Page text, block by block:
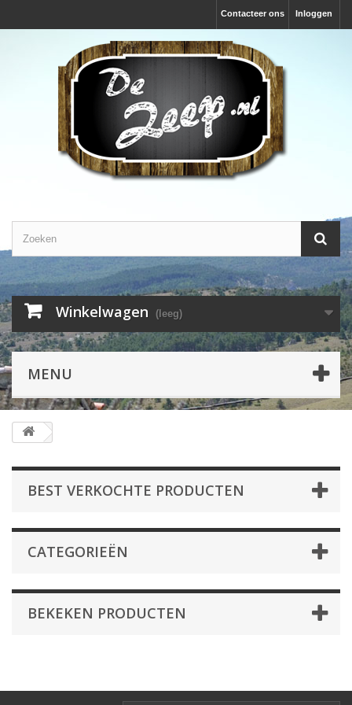
Inloggen
Contacteer ons
Winkelwagen (leeg)
MENU
BEST VERKOCHTE PRODUCTEN
CATEGORIEËN
BEKEKEN PRODUCTEN